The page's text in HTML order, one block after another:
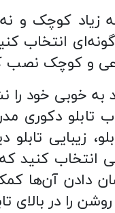
کوچک و نه
انتخاب
و کوچک نصب
به خوبی
تابلو
زیبایی
انتخاب کنید
دادن آن‌ها
را در